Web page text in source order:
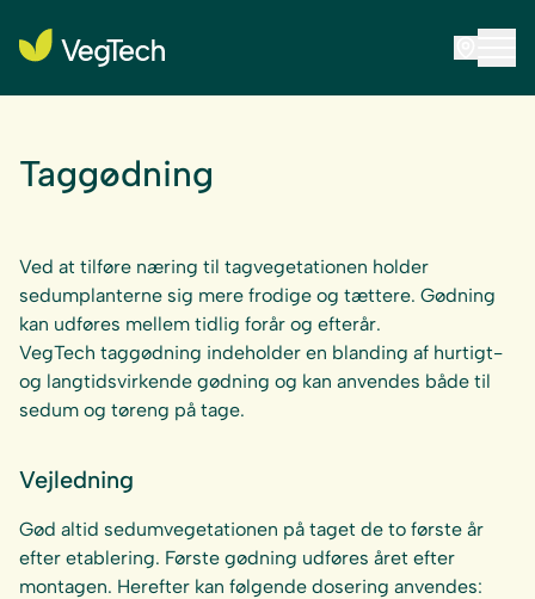
Taggødning
Ved at tilføre næring til tagvegetationen holder
sedumplanterne sig mere frodige og tættere. Gødning
kan udføres mellem tidlig forår og efterår.
VegTech taggødning indeholder en blanding af hurtigt-
og langtidsvirkende gødning og kan anvendes både til
sedum og tøreng på tage.
Vejledning
Gød altid sedumvegetationen på taget de to første år
efter etablering. Første gødning udføres året efter
montagen. Herefter kan følgende dosering anvendes: